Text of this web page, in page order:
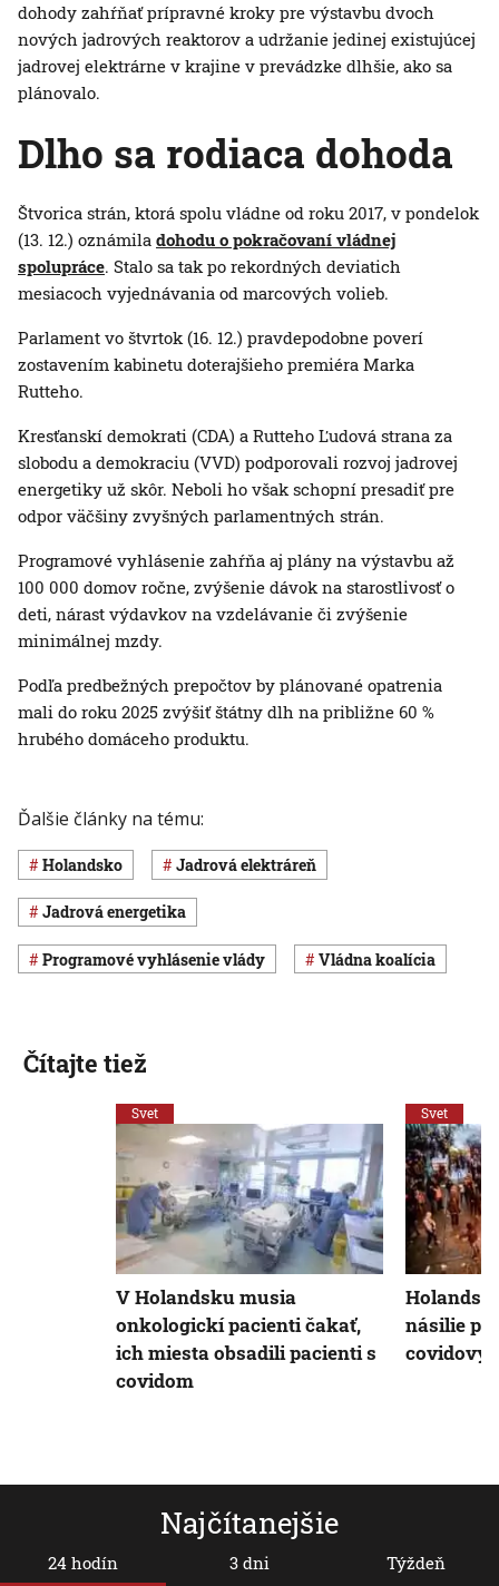
dohody zahŕňať prípravné kroky pre výstavbu dvoch
nových jadrových reaktorov a udržanie jedinej existujúcej
jadrovej elektrárne v krajine v prevádzke dlhšie, ako sa
plánovalo.
Dlho sa rodiaca dohoda
Štvorica strán, ktorá spolu vládne od roku 2017, v pondelok
(13. 12.) oznámila dohodu o pokračovaní vládnej
spolupráce. Stalo sa tak po rekordných deviatich
mesiacoch vyjednávania od marcových volieb.
Parlament vo štvrtok (16. 12.) pravdepodobne poverí
zostavením kabinetu doterajšieho premiéra Marka
Rutteho.
Kresťanskí demokrati (CDA) a Rutteho Ľudová strana za
slobodu a demokraciu (VVD) podporovali rozvoj jadrovej
energetiky už skôr. Neboli ho však schopní presadiť pre
odpor väčšiny zvyšných parlamentných strán.
Programové vyhlásenie zahŕňa aj plány na výstavbu až
100 000 domov ročne, zvýšenie dávok na starostlivosť o
deti, nárast výdavkov na vzdelávanie či zvýšenie
minimálnej mzdy.
Podľa predbežných prepočtov by plánované opatrenia
mali do roku 2025 zvýšiť štátny dlh na približne 60 %
hrubého domáceho produktu.
Ďalšie články na tému:
Holandsko jadrová elektráreň
jadrová energetika
Programové vyhlásenie vlády vládna koalícia
Najčítanejšie
24 hodín 3 dni Týždeň
Čítajte tiež
Svet
V Holandsku musia
onkologickí pacienti čakať,
ich miesta obsadili pacienti s
covidom
Svet
násilie